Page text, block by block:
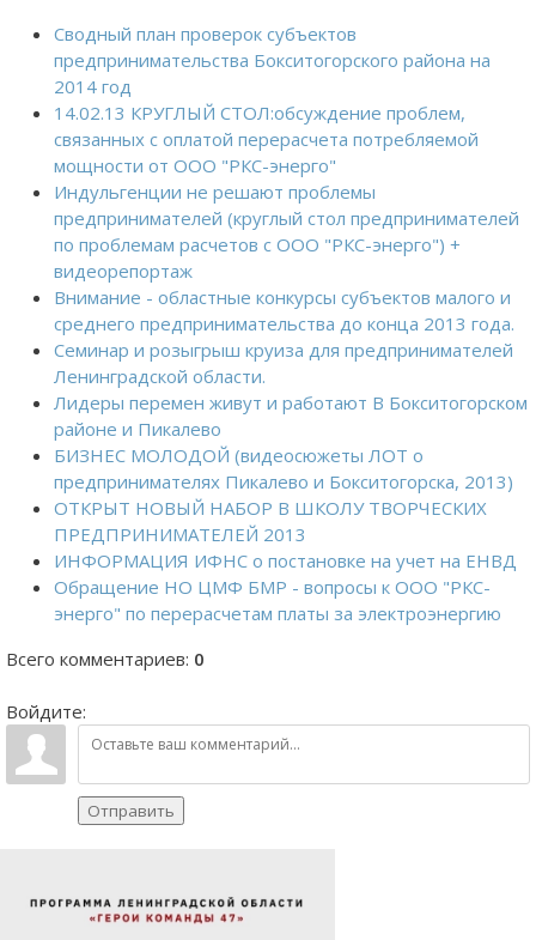
Сводный план проверок субъектов
предпринимательства Бокситогорского района на
2014 год
14.02.13 КРУГЛЫЙ СТОЛ:обсуждение проблем,
связанных с оплатой перерасчета потребляемой
мощности от ООО "РКС-энерго"
Индульгенции не решают проблемы
предпринимателей (круглый стол предпринимателей
по проблемам расчетов с ООО "РКС-энерго") +
видеорепортаж
Внимание - областные конкурсы субъектов малого и
среднего предпринимательства до конца 2013 года.
Семинар и розыгрыш круиза для предпринимателей
Ленинградской области.
Лидеры перемен живут и работают В Бокситогорском
районе и Пикалево
БИЗНЕС МОЛОДОЙ (видеосюжеты ЛОТ о
предпринимателях Пикалево и Бокситогорска, 2013)
ОТКРЫТ НОВЫЙ НАБОР В ШКОЛУ ТВОРЧЕСКИХ
ПРЕДПРИНИМАТЕЛЕЙ 2013
ИНФОРМАЦИЯ ИФНС о постановке на учет на ЕНВД
Обращение НО ЦМФ БМР - вопросы к ООО "РКС-
энерго" по перерасчетам платы за электроэнергию
Всего комментариев: 0
Войдите:
Отправить